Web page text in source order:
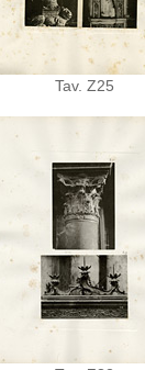
Tav. Z25